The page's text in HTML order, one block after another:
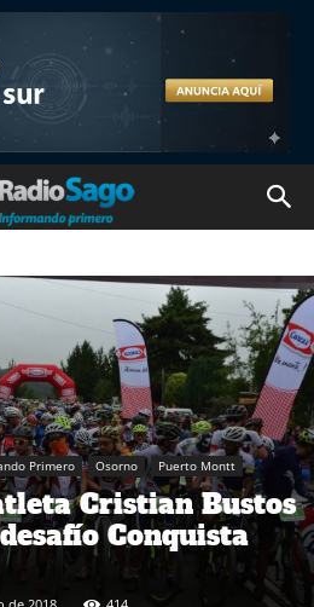
Primero Osorno Puerto Montt
Cristian Bustos
Conquista